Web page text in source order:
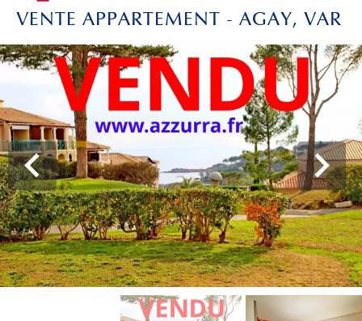
VENTE APPARTEMENT - AGAY, VAR